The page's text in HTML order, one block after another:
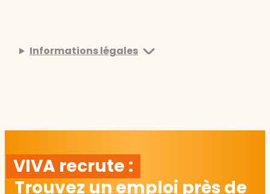
Informations légales
VIVA recrute :
Trouvez un emploi près de